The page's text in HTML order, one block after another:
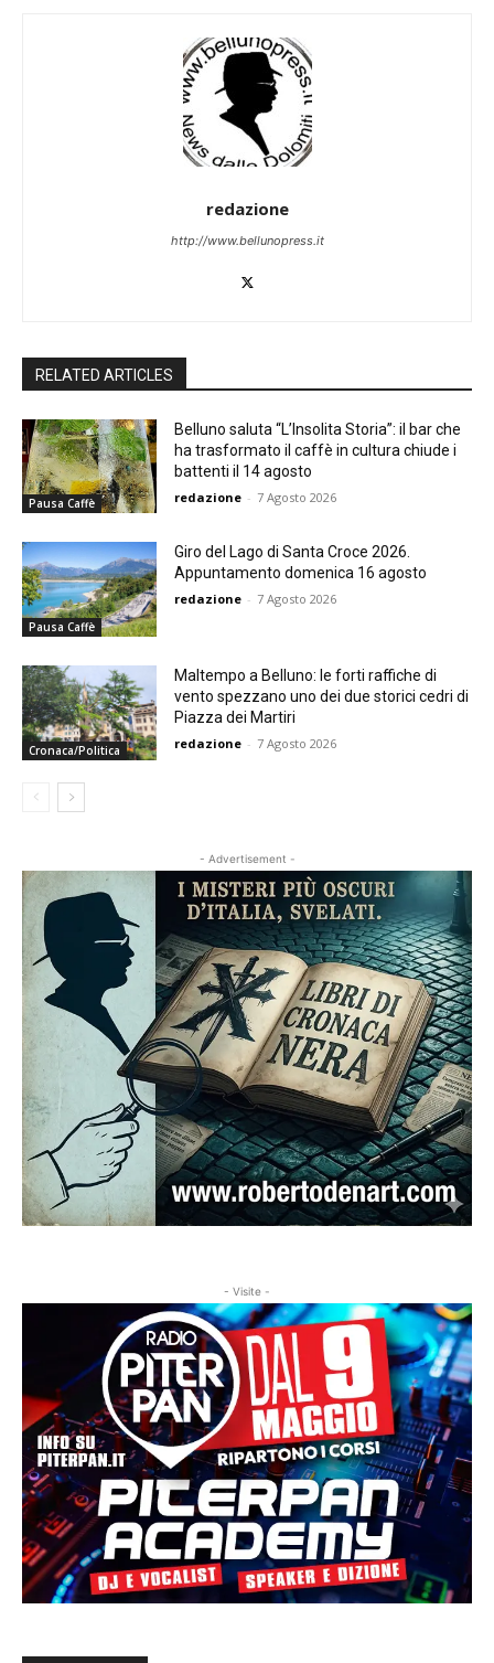
redazione
http://www.bellunopress.it
RELATED ARTICLES
Pausa Caffè
Belluno saluta “L’Insolita Storia”: il bar che
ha trasformato il caffè in cultura chiude i
battenti il 14 agosto
redazione - 7 Agosto 2026
Pausa Caffè
Giro del Lago di Santa Croce 2026.
Appuntamento domenica 16 agosto
redazione - 7 Agosto 2026
Cronaca/Politica
Maltempo a Belluno: le forti raffiche di
vento spezzano uno dei due storici cedri di
Piazza dei Martiri
redazione - 7 Agosto 2026
- Advertisement -
- Visite -